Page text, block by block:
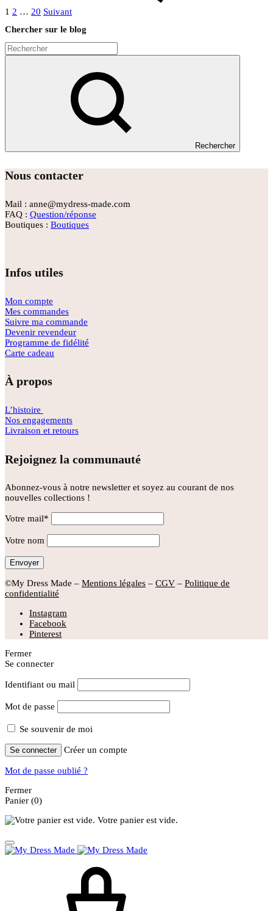
1 2 … 20 Suivant
Chercher sur le blog
Rechercher
Nous contacter
Mail : anne@mydress-made.com
FAQ : Question/réponse
Boutiques : Boutiques
Infos utiles
Mon compte
Mes commandes
Suivre ma commande
Devenir revendeur
Programme de fidélité
Carte cadeau
À propos
L’histoire
Nos engagements
Livraison et retours
Rejoignez la communauté
Abonnez-vous à notre newsletter et soyez au courant de nos
nouvelles collections !
Votre mail*
Votre nom
©My Dress Made – Mentions légales – CGV – Politique de
confidentialité
Instagram
Facebook
Pinterest
Fermer
Se connecter
Identifiant ou mail
Mot de passe
Se souvenir de moi
Se connecter Créer un compte
Mot de passe oublié ?
Fermer
Panier (0)
Votre panier est vide.